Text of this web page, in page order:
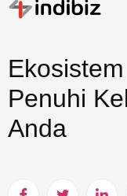
Penuhi
Anda